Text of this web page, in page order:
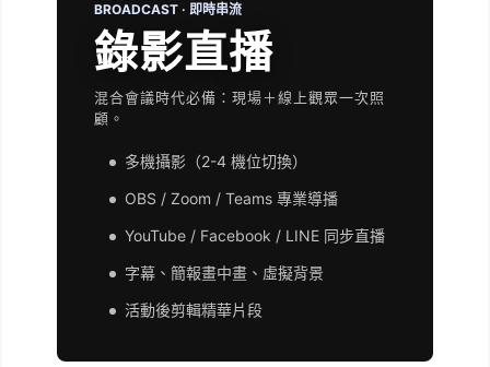
BROADCAST · 即時串流
錄影直播
混合會議時代必備：現場＋線上觀眾一次照
顧。
多機攝影（2-4 機位切換）
OBS / Zoom / Teams 專業導播
YouTube / Facebook / LINE 同步直播
字幕、簡報畫中畫、虛擬背景
活動後剪輯精華片段